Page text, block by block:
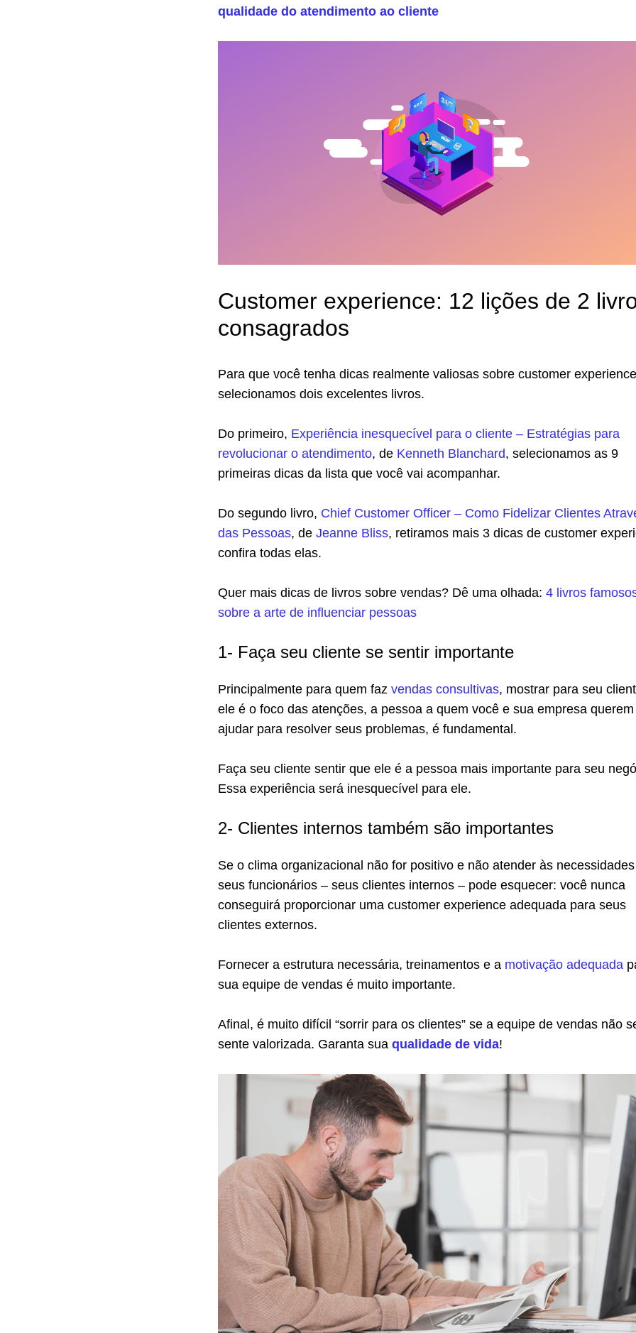
qualidade do atendimento ao cliente
Customer experience: 12 lições de 2
consagrados
Para que você tenha dicas realmente valiosas sobre customer
selecionamos dois excelentes livros.
Do primeiro, Experiência inesquecível para o cliente – Estratégias para
revolucionar o atendimento, de Kenneth Blanchard, selecionamos as 9
primeiras dicas da lista que você vai acompanhar.
Do segundo livro, Chief Customer Officer – Como Fidelizar Clientes
das Pessoas, de Jeanne Bliss, retiramos mais 3 dicas de customer
confira todas elas.
Quer mais dicas de livros sobre vendas? Dê uma olhada: 4 livros
sobre a arte de influenciar pessoas
1- Faça seu cliente se sentir importante
Principalmente para quem faz vendas consultivas, mostrar para seu
ele é o foco das atenções, a pessoa a quem você e sua empresa querem
ajudar para resolver seus problemas, é fundamental.
Faça seu cliente sentir que ele é a pessoa mais importante para seu
Essa experiência será inesquecível para ele.
2- Clientes internos também são importantes
Se o clima organizacional não for positivo e não atender às
seus funcionários – seus clientes internos – pode esquecer: você nunca
conseguirá proporcionar uma customer experience adequada para seus
clientes externos.
Fornecer a estrutura necessária, treinamentos e a motivação adequada
sua equipe de vendas é muito importante.
Afinal, é muito difícil “sorrir para os clientes” se a equipe de vendas não
sente valorizada. Garanta sua qualidade de vida!